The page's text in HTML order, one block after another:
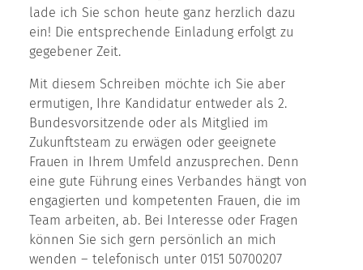
lade ich Sie schon heute ganz herzlich dazu
ein! Die entsprechende Einladung erfolgt zu
gegebener Zeit.
Mit diesem Schreiben möchte ich Sie aber
ermutigen, Ihre Kandidatur entweder als 2.
Bundesvorsitzende oder als Mitglied im
Zukunftsteam zu erwägen oder geeignete
Frauen in Ihrem Umfeld anzusprechen. Denn
eine gute Führung eines Verbandes hängt von
engagierten und kompetenten Frauen, die im
Team arbeiten, ab. Bei Interesse oder Fragen
können Sie sich gern persönlich an mich
wenden – telefonisch unter 0151 50700207